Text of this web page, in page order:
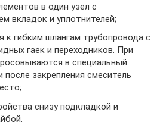
в один узел с
вкладок и уплотнителей;
к гибким шлангам трубопровода с
гаек и переходников. При
в специальный
после закрепления смеситель
снизу подкладкой и